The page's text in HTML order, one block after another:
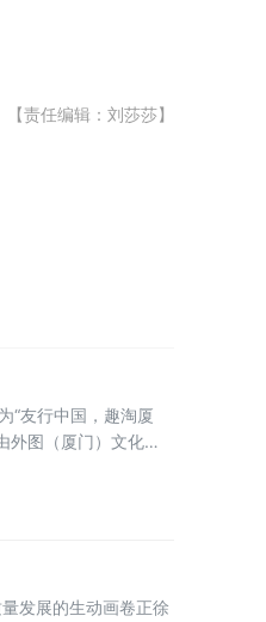
【责任编辑：刘莎莎】
“友行中国，趣淘厦
图（厦门）文化传
发展的生动画卷正徐